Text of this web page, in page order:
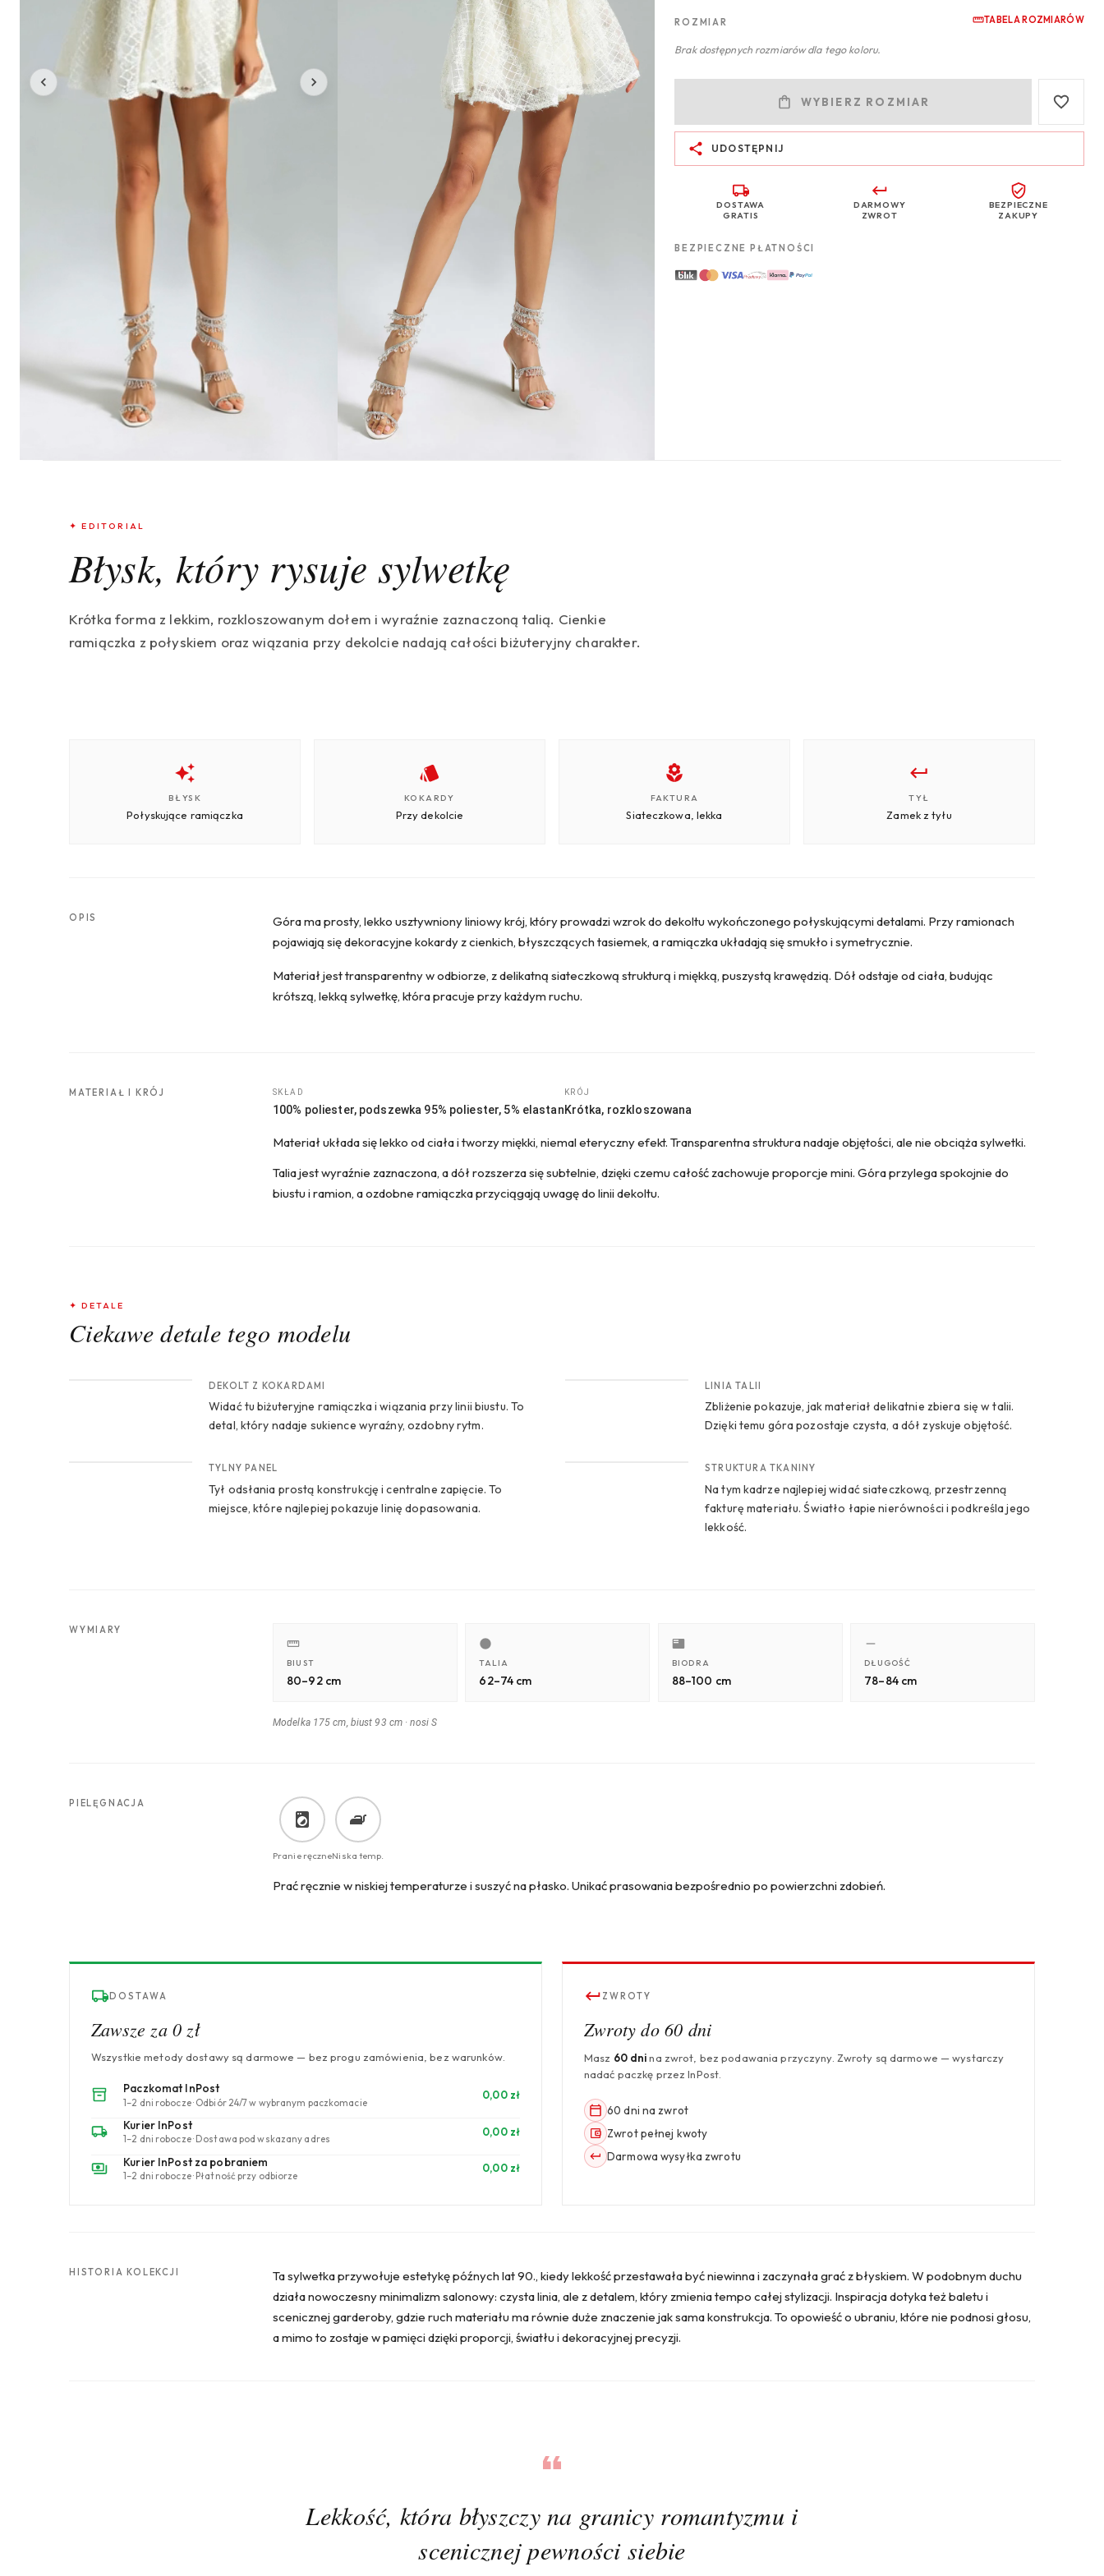
ROZMIAR TABELA ROZMIARÓW
Brak dostępnych rozmiarów dla tego koloru.
WYBIERZ ROZMIAR
UDOSTĘPNIJ
DOSTAWA
GRATIS
DARMOWY
ZWROT
BEZPIECZNE
ZAKUPY
BEZPIECZNE PŁATNOŚCI
✦ EDITORIAL
Błysk, który rysuje sylwetkę
Krótka forma z lekkim, rozkloszowanym dołem i wyraźnie zaznaczoną talią. Cienkie
ramiączka z połyskiem oraz wiązania przy dekolcie nadają całości biżuteryjny charakter.
BŁYSK
Połyskujące ramiączka
KOKARDY
Przy dekolcie
FAKTURA
Siateczkowa, lekka
TYŁ
Zamek z tyłu
OPIS
Góra ma prosty, lekko usztywniony liniowy krój, który prowadzi wzrok do dekoltu wykończonego połyskującymi detalami. Przy ramionach
pojawiają się dekoracyjne kokardy z cienkich, błyszczących tasiemek, a ramiączka układają się smukło i symetrycznie.
Materiał jest transparentny w odbiorze, z delikatną siateczkową strukturą i miękką, puszystą krawędzią. Dół odstaje od ciała, budując
krótszą, lekką sylwetkę, która pracuje przy każdym ruchu.
MATERIAŁ I KRÓJ SKŁAD
100% poliester, podszewka 95% poliester, 5% elastan
KRÓJ
Krótka, rozkloszowana
Materiał układa się lekko od ciała i tworzy miękki, niemal eteryczny efekt. Transparentna struktura nadaje objętości, ale nie obciąża sylwetki.
Talia jest wyraźnie zaznaczona, a dół rozszerza się subtelnie, dzięki czemu całość zachowuje proporcje mini. Góra przylega spokojnie do
biustu i ramion, a ozdobne ramiączka przyciągają uwagę do linii dekoltu.
✦ DETALE
Ciekawe detale tego modelu
DEKOLT Z KOKARDAMI
Widać tu biżuteryjne ramiączka i wiązania przy linii biustu. To
detal, który nadaje sukience wyraźny, ozdobny rytm.
LINIA TALII
Zbliżenie pokazuje, jak materiał delikatnie zbiera się w talii.
Dzięki temu góra pozostaje czysta, a dół zyskuje objętość.
TYLNY PANEL
Tył odsłania prostą konstrukcję i centralne zapięcie. To
miejsce, które najlepiej pokazuje linię dopasowania.
STRUKTURA TKANINY
Na tym kadrze najlepiej widać siateczkową, przestrzenną
fakturę materiału. Światło łapie nierówności i podkreśla jego
lekkość.
WYMIARY
BIUST
80–92 cm
TALIA
62–74 cm
BIODRA
88–100 cm
DŁUGOŚĆ
78–84 cm
Modelka 175 cm, biust 93 cm ·nosi S
PIELĘGNACJA
Pranie ręczneNiska temp.
Prać ręcznie w niskiej temperaturze i suszyć na płasko. Unikać prasowania bezpośrednio po powierzchni zdobień.
DOSTAWA
Zawsze za 0 zł
Wszystkie metody dostawy są darmowe — bez progu zamówienia, bez warunków.
Paczkomat InPost
1–2 dni robocze · Odbiór 24/7 w wybranym paczkomacie
0,00 zł
Kurier InPost
1–2 dni robocze · Dostawa pod wskazany adres
0,00 zł
Kurier InPost za pobraniem
1–2 dni robocze · Płatność przy odbiorze
0,00 zł
ZWROTY
Zwroty do 60 dni
Masz 60 dnina zwrot, bez podawania przyczyny. Zwroty są darmowe — wystarczy
nadać paczkę przez InPost.
60 dni na zwrot
Zwrot pełnej kwoty
Darmowa wysyłka zwrotu
HISTORIA KOLEKCJI
Ta sylwetka przywołuje estetykę późnych lat 90., kiedy lekkość przestawała być niewinna i zaczynała grać z błyskiem. W podobnym duchu
działa nowoczesny minimalizm salonowy: czysta linia, ale z detalem, który zmienia tempo całej stylizacji. Inspiracja dotyka też baletu i
scenicznej garderoby, gdzie ruch materiału ma równie duże znaczenie jak sama konstrukcja. To opowieść o ubraniu, które nie podnosi głosu,
a mimo to zostaje w pamięci dzięki proporcji, światłu i dekoracyjnej precyzji.
Lekkość, która błyszczy na granicy romantyzmu i
scenicznej pewności siebie